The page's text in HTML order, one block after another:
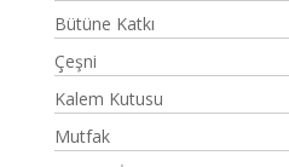
Bütüne Katkı
Çeşni
Kalem Kutusu
Mutfak